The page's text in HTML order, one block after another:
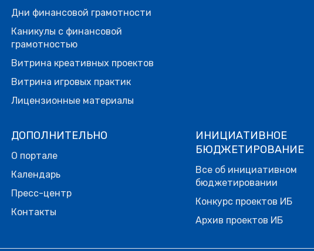
Дни финансовой грамотности
Каникулы с финансовой
грамотностью
Витрина креативных проектов
Витрина игровых практик
Лицензионные материалы
ДОПОЛНИТЕЛЬНО
О портале
Календарь
Пресс-центр
Контакты
ИНИЦИАТИВНОЕ
БЮДЖЕТИРОВАНИЕ
Все об инициативном
бюджетировании
Конкурс проектов ИБ
Архив проектов ИБ